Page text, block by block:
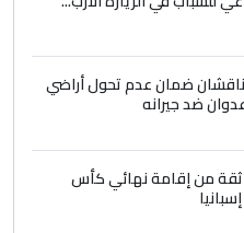
ضمان عدم تحول أراضي
ضد جيرانه
من إقامة نهائي كأس